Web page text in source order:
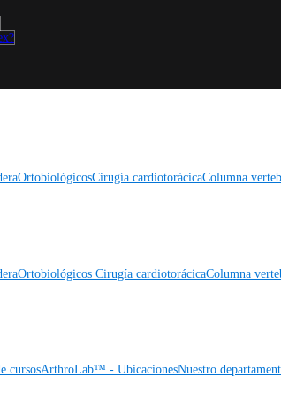
OrtobiológicosCirugía cardiotorácicaColumna
Ortobiológicos Cirugía cardiotorácicaColumna
cursosArthroLab™ - UbicacionesNuestro